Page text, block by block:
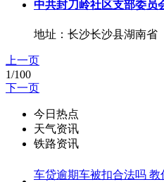
中共封刀岭社区支部委员
地址：长沙长沙县湖南省
上一页
1/100
下一页
今日热点
天气资讯
铁路资讯
车贷逾期车被扣合法吗 教